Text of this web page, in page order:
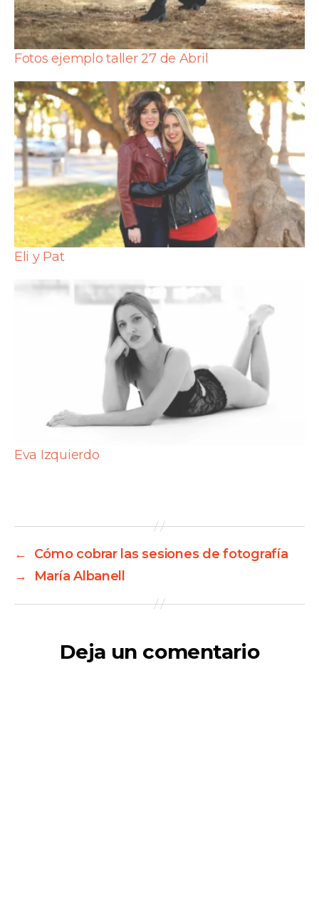
Fotos ejemplo taller 27 de Abril
Eli y Pat
Eva Izquierdo
←
Cómo cobrar las sesiones de fotografía
→
María Albanell
Deja un comentario